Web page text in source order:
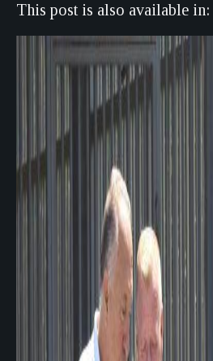
This post is also available in: